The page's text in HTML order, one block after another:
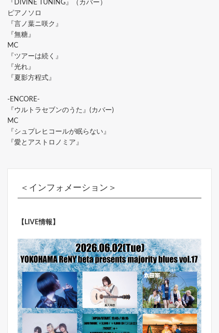
『DIVINE TUNING』（カバー）
ピアノソロ
『言ノ葉ニ咲ク』
『無糖』
MC
『ツアーは続く』
『光れ』
『夏影方程式』
-ENCORE-
『ウルトラセブンのうた』(カバー)
MC
『シュプレヒコールが眠らない』
『愛とアストロノミア』
＜インフォメーション＞
【LIVE情報】